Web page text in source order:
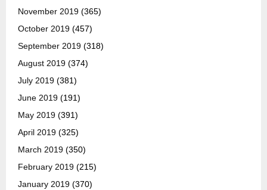
November 2019 (365)
October 2019 (457)
September 2019 (318)
August 2019 (374)
July 2019 (381)
June 2019 (191)
May 2019 (391)
April 2019 (325)
March 2019 (350)
February 2019 (215)
January 2019 (370)